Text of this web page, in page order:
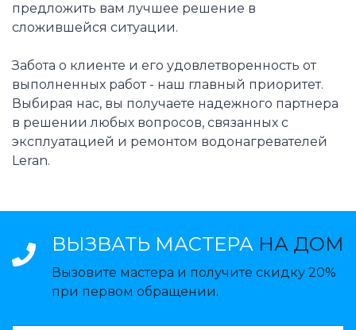
предложить вам лучшее решение в
сложившейся ситуации.
Забота о клиенте и его удовлетворенность от
выполненных работ - наш главный приоритет.
Выбирая нас, вы получаете надежного партнера
в решении любых вопросов, связанных с
эксплуатацией и ремонтом водонагревателей
Leran.
ВЫЗВАТЬ МАСТЕРА НА ДОМ
Вызовите мастера и получите скидку 20%
при первом обращении.